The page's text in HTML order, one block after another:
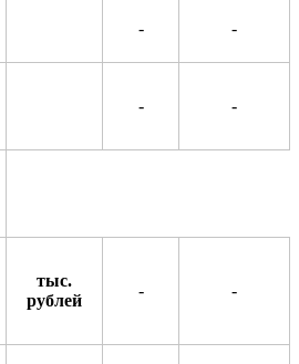
- -
- -
тыс.
рублей
- -